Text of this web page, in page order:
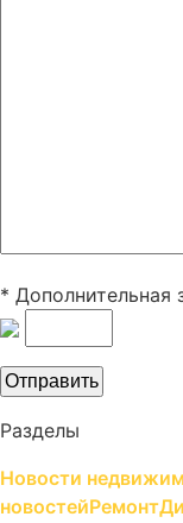
* Дополнительная
Разделы
Новости
новостейРемонт